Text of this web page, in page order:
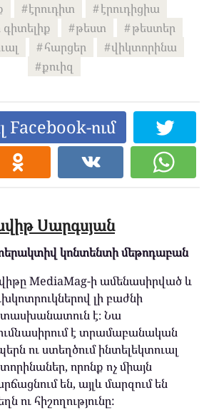
էրուդիտ
էրուդիցիա
գիտելիք
թեստ
թեստեր
հարցեր
վիկտորինա
քուիզ
Facebook-ում
Սարգսյան
կոնտենտի մեթոդաբան
MediaMag-ի ամենասիրված և
լի բաժնի
է։ Նա
է տրամաբանական
ու ստեղծում ինտելեկտուալ
որոնք ոչ միայն
են, այլև մարզում են
ու հիշողությունը: